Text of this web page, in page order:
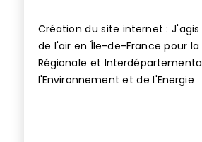
Création du site internet :
de l'air en Île-de-France pour la
Régionale et
l'Environnement et de l'Energie